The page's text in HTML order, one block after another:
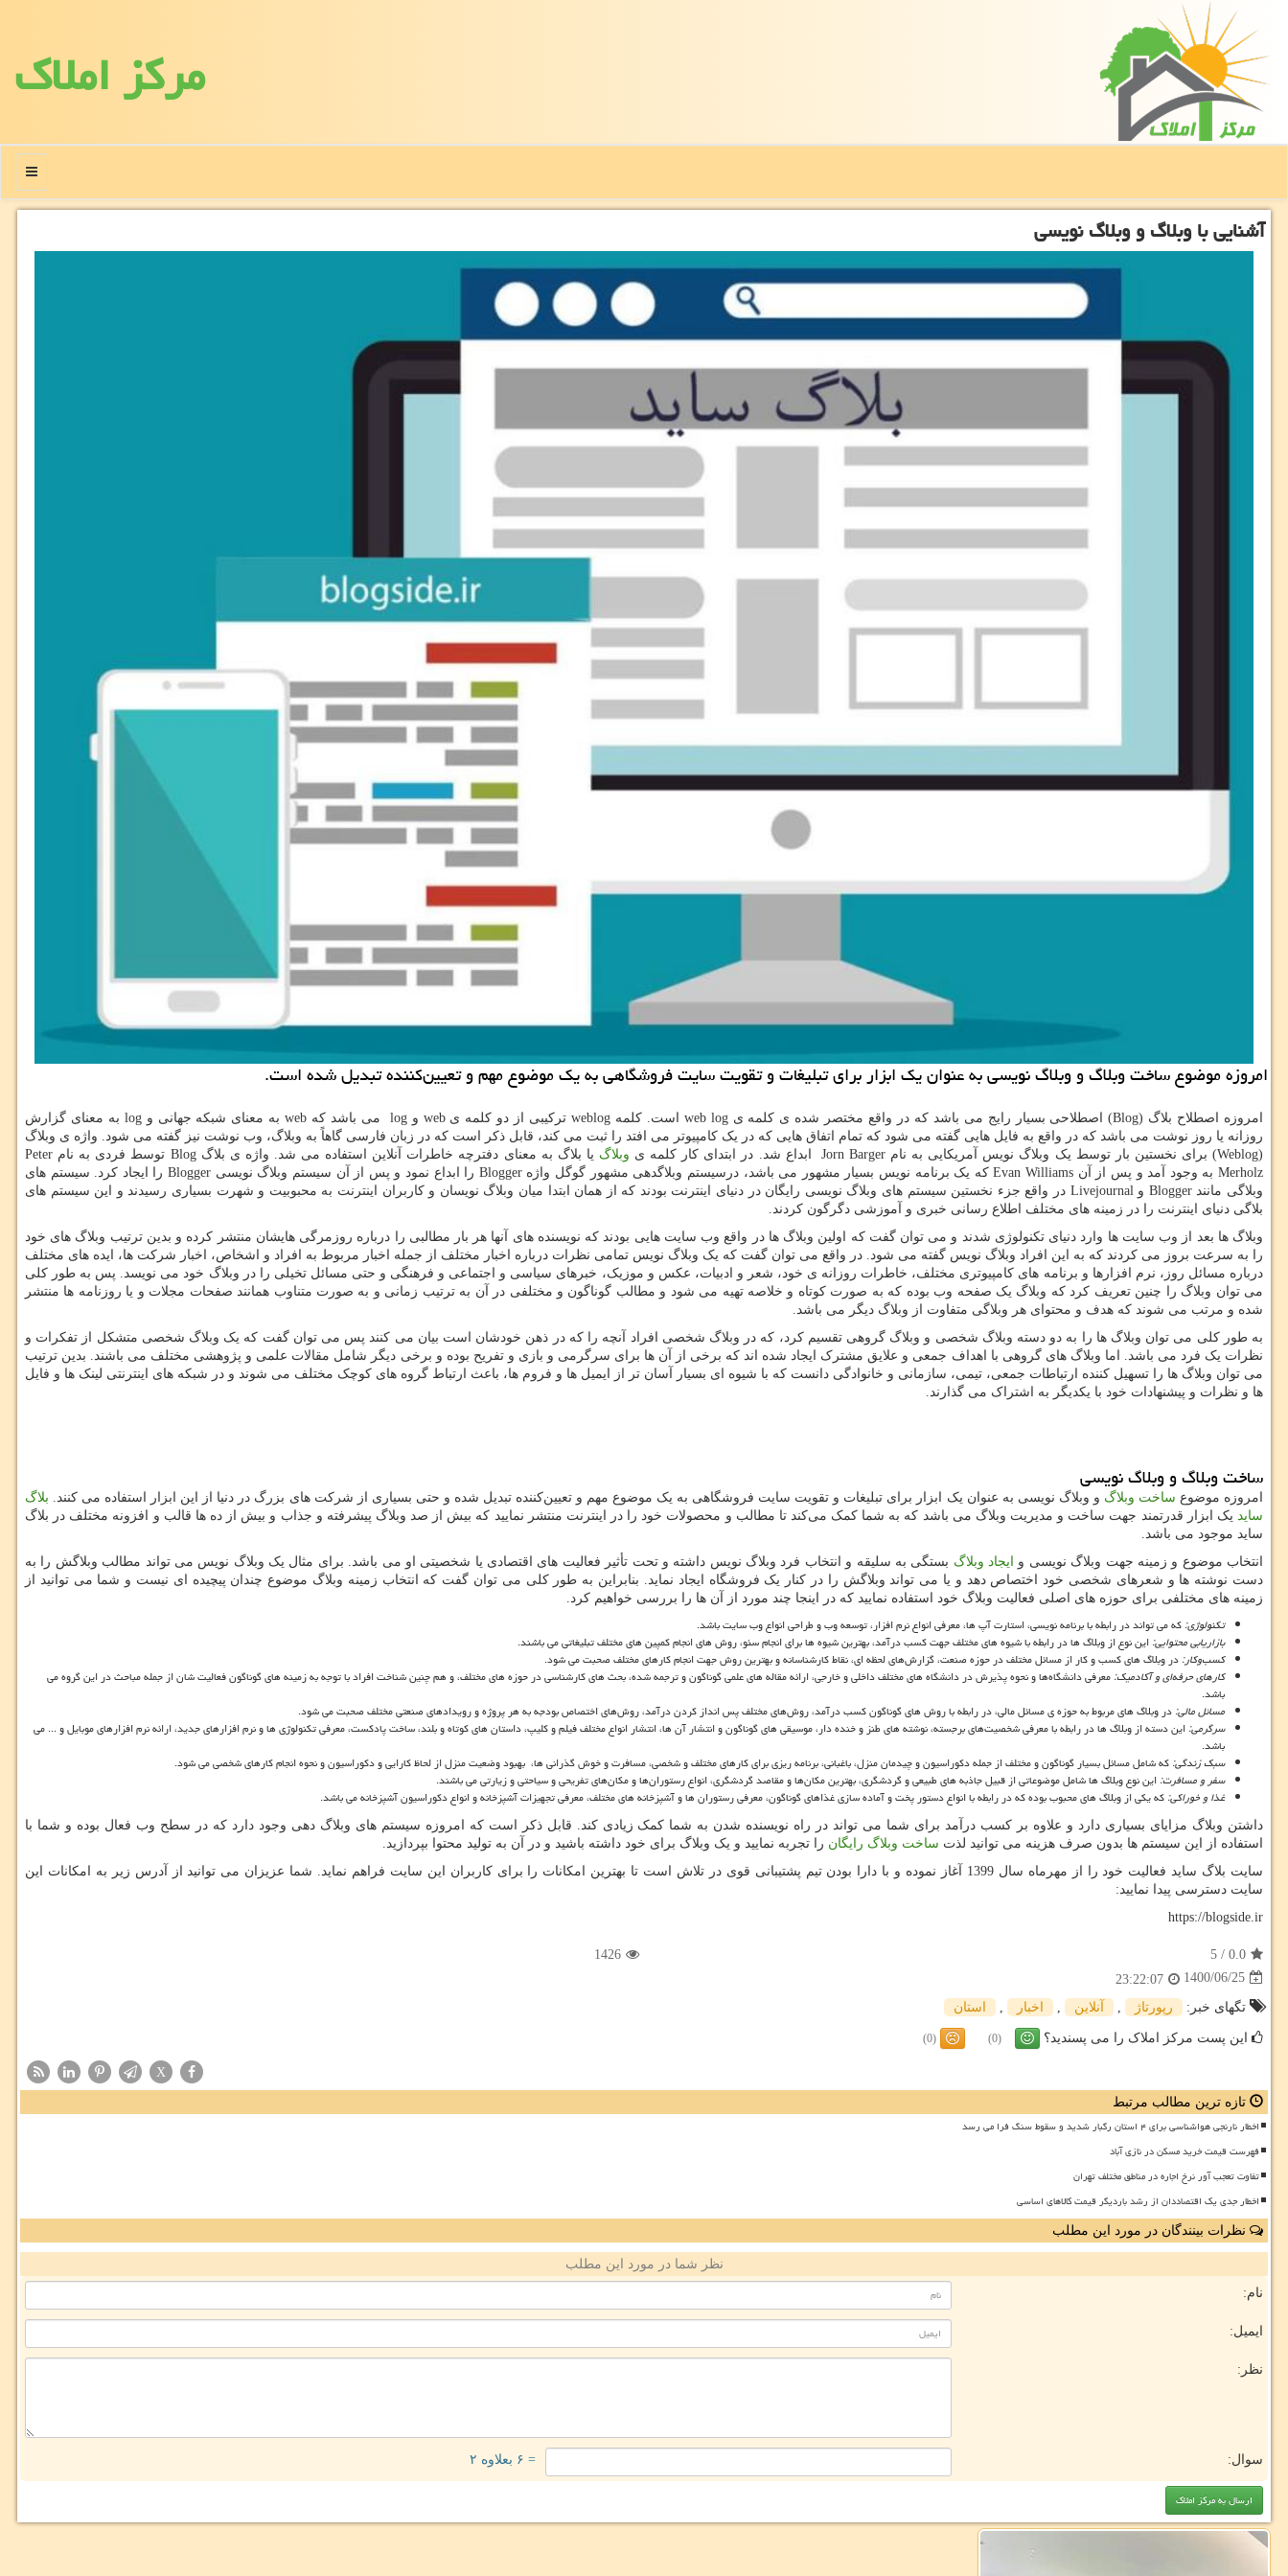
مركز املاك
منو
آشنایی با وبلاگ و وبلاگ نویسی
امروزه موضوع ساخت وبلاگ و وبلاگ نویسی به عنوان یک ابزار برای تبلیغات و تقویت سایت فروشگاهی به یک موضوع مهم و تعیین‌کننده تبدیل شده است.
امروزه اصطلاح بلاگ (Blog) اصطلاحی بسیار رایج می باشد که در واقع مختصر شده‌ ی کلمه یweb log است. کلمه weblogترکیبی از دو کلمه یweb وlog می باشد که webبه معنای شبکه جهانی وlog به معنای گزارش
روزانه یا روز نوشت می باشد که در واقع به فایل هایی گفته می شود که تمام اتفاق هایی که در یک کامپیوتر می افتد را ثبت می کند، قابل ذکر است که در زبان فارسی گاهاً به وبلاگ، وب نوشت نیز گفته می شود. واژه ی وبلاگ
(
Weblog) برای نخستین بار توسط یک وبلاگ نویس آمریکایی به نامJorn Barger ابداع شد. در ابتدای کار کلمه ی وبلاگ یا بلاگ به معنای دفترچه خاطرات آنلاین استفاده می شد. واژه ی بلاگBlog توسط فردی به نام Peter
Merholzبه وجود آمد و پس از آن Evan Williamsکه یک برنامه نویس بسیار مشهور می باشد، درسیستم وبلاگدهی مشهور گوگل واژهBlogger را ابداع نمود و پس از آن سیستم وبلاگ نویسی Bloggerرا ایجاد کرد. سیستم های
وبلاگی مانندBlogger وLivejournal در واقع جزء نخستین سیستم های وبلاگ نویسی رایگان در دنیای اینترنت بودند که از همان ابتدا میان وبلاگ نویسان و کاربران اینترنت به محبوبیت و شهرت بسیاری رسیدند و این سیستم های
بلاگی دنیای اینترنت را در زمینه های مختلف اطلاع رسانی خبری و آموزشی دگرگون کردند.
وبلاگ ها بعد از وب سایت ها وارد دنیای تکنولوژی شدند و می توان گفت که اولین وبلاگ ها در واقع وب سایت هایی بودند که نویسنده های آنها هر بار مطالبی را درباره روزمرگی هایشان منتشر کرده و بدین ترتیب وبلاگ های خود
را به سرعت بروز می کردند که به این افراد وبلاگ نویس گفته می شود. در واقع می توان گفت که یک وبلاگ نویس تمامی نظرات درباره اخبار مختلف از جمله اخبار مربوط به افراد و اشخاص، اخبار شرکت ها، ایده های مختلف
درباره مسائل روز، نرم افزارها و برنامه های کامپیوتری مختلف، خاطرات روزانه ی خود، شعر و ادبیات، عکس و موزیک، خبرهای سیاسی و اجتماعی و فرهنگی و حتی مسائل تخیلی را در وبلاگ خود می نویسد. پس به طور کلی
می توان وبلاگ را چنین تعریف کرد که وبلاگ یک صفحه وب بوده که به صورت کوتاه و خلاصه تهیه می شود و مطالب گوناگون و مختلفی در آن به ترتیب زمانی و به صورت متناوب همانند صفحات مجلات و یا روزنامه ها منتشر
شده و مرتب می شوند که هدف و محتوای هر وبلاگی متفاوت از وبلاگ دیگر می باشد.
به طور کلی می توان وبلاگ ها را به دو دسته وبلاگ شخصی و وبلاگ گروهی تقسیم کرد، که در وبلاگ شخصی افراد آنچه را که در ذهن خودشان است بیان می کنند پس می توان گفت که یک وبلاگ شخصی متشکل از تفکرات و
نظرات یک فرد می باشد. اما وبلاگ های گروهی با اهداف جمعی و علایق مشترک ایجاد شده اند که برخی از آن ها برای سرگرمی و بازی و تفریح بوده و برخی دیگر شامل مقالات علمی و پژوهشی مختلف می باشند. بدین ترتیب
می توان وبلاگ ها را تسهیل کننده ارتباطات جمعی، تیمی، سازمانی و خانوادگی دانست که با شیوه ای بسیار آسان تر از ایمیل ها و فروم ها، باعث ارتباط گروه های کوچک مختلف می شوند و در شبکه های اینترنتی لینک ها و فایل
ها و نظرات و پیشنهادات خود با یکدیگر به اشتراک می گذارند.
ساخت وبلاگ و وبلاگ نویسی
امروزه موضوع ساخت وبلاگ و وبلاگ نویسی به عنوان یک ابزار برای تبلیغات و تقویت سایت فروشگاهی به یک موضوع مهم و تعیین‌کننده تبدیل شده و حتی بسیاری از شرکت های بزرگ در دنیا از این ابزار استفاده می کنند. بلاگ
ساید یک ابزار قدرتمند جهت ساخت و مدیریت وبلاگ می باشد که به شما کمک می‌کند تا مطالب و محصولات خود را در اینترنت منتشر نمایید که بیش از صد وبلاگ پیشرفته و جذاب و بیش از ده ها قالب و افزونه مختلف در بلاگ
ساید موجود می باشد.
انتخاب موضوع و زمینه جهت وبلاگ نویسی و
ایجاد وبلاگ بستگی به سلیقه و انتخاب فرد وبلاگ نویس داشته و تحت تأثیر فعالیت های اقتصادی یا شخصیتی او می باشد. برای مثال یک وبلاگ نویس می تواند مطالب وبلاگش را به
دست نوشته ها و شعرهای شخصی خود اختصاص دهد و یا می تواند وبلاگش را در کنار یک فروشگاه ایجاد نماید. بنابراین به طور کلی می توان گفت که انتخاب زمینه وبلاگ موضوع چندان پیچیده ای نیست و شما می توانید از
زمینه های مختلفی برای حوزه های اصلی فعالیت وبلاگ خود استفاده نمایید که در اینجا چند مورد از آن ها را بررسی خواهیم کرد.
تکنولوژی:که می تواند در رابطه با برنامه نویسی، استارت آپ ها، معرفی انواع نرم افزار، توسعه وب و طراحی انواع وب سایت باشد.
بازاریابی محتوایی:این نوع از وبلاگ ها در رابطه با شیوه های مختلف جهت کسب درآمد، بهترین شیوه ها برای انجام سئو، روش های انجام کمپین های مختلف تبلیغاتی می باشند.
کسب‌وکار:در وبلاگ های کسب و کار از مسائل مختلف در حوزه صنعت، گزارش‌های لحظه ای، نقاط کارشناسانه و بهترین روش جهت انجام کارهای مختلف صحبت می شود.
کارهای حرفه‌ای و آکادمیک:معرفی دانشگاه‌ها و نحوه پذیرش در دانشگاه های مختلف داخلی و خارجی، ارائه مقاله های علمی گوناگون و ترجمه شده، بحث های کارشناسی در حوزه های مختلف، و هم چنین شناخت افراد با توجه به زمینه های گوناگون فعالیت شان از جمله مباحث در این گروه می
باشد.
مسائل مالی:در وبلاگ های مربوط به حوزه ی مسائل مالی، در رابطه با روش های گوناگون کسب درآمد، روش‌های مختلف پس انداز کردن درآمد، روش‌های اختصاص بودجه به هر پروژه و رویدادهای صنعتی مختلف صحبت می شود.
سرگرمی:این دسته از وبلاگ ها در رابطه با معرفی شخصیت‌های برجسته، نوشته های طنز و خنده دار، موسیقی های گوناگون و انتشار آن ها، انتشار انواع مختلف فیلم و کلیپ، داستان ‌های کوتاه و بلند، ساخت پادکست، معرفی تکنولوژی ها و نرم افزارهای جدید، ارائه نرم افزارهای موبایل و ... می
باشد.
سبک زندگی:که شامل مسائل بسیار گوناگون و مختلف از جمله دکوراسیون و چیدمان منزل، باغبانی، برنامه ریزی برای کارهای مختلف و شخصی، مسافرت و خوش گذرانی ها، بهبود وضعیت منزل از لحاظ کارایی و دکوراسیون و نحوه انجام کارهای شخصی می شود.
سفر و مسافرت:این نوع وبلاگ ها شامل موضوعاتی از قبیل جاذبه های طبیعی و گردشگری، بهترین مکان‌ها و مقاصد گردشگری، انواع رستوران‌ها و مکان‌های تفریحی و سیاحتی و زیارتی می باشند.
غذا و خوراکی:که یکی از وبلاگ های محبوب بوده که در رابطه با انواع دستور پخت و آماده سازی غذاهای گوناگون، معرفی رستوران ها و آشپزخانه های مختلف، معرفی تجهیزات آشپزخانه و انواع دکوراسیون آشپزخانه می باشد.
داشتن وبلاگ مزایای بسیاری دارد و علاوه بر کسب درآمد برای شما می تواند در راه نویسنده شدن به شما کمک زیادی کند. قابل ذکر است که امروزه سیستم های وبلاگ دهی وجود دارد که در سطح وب فعال بوده و شما با
استفاده از این سیستم ها بدون صرف هزینه می توانید لذت ساخت وبلاگ رایگان را تجربه نمایید و یک وبلاگ برای خود داشته باشید و در آن به تولید محتوا بپردازید.
سایت بلاگ ساید فعالیت خود را از مهرماه سال 1399 آغاز نموده و با دارا بودن تیم پشتیبانی قوی در تلاش است تا بهترین امکانات را برای کاربران این سایت فراهم نماید. شما عزیزان می توانید از آدرس زیر به امکانات این
سایت دسترسی پیدا نمایید:
https://blogside.ir
0.0
/
5
1426
1400/06/25
23:22:07
تگهای خبر:
رپورتاژ آنلاین اخبار استان
این پست مرکز املاک را می پسندید؟ (0)
(0)
X
تازه ترین مطالب مرتبط
اخطار نارنجی هواشناسی برای ۴ استان رگبار شدید و سقوط سنگ فرا می رسد
فهرست قیمت خرید مسکن در نازی آباد
تفاوت تعجب آور نرخ اجاره در مناطق مختلف تهران
اخطار جدی یک اقتصاددان از رشد باردیگر قیمت کالاهای اساسی
نظرات بینندگان در مورد این مطلب
نظر شما در مورد این مطلب
نام:
ایمیل:
نظر:
سوال: = ۶ بعلاوه ۲